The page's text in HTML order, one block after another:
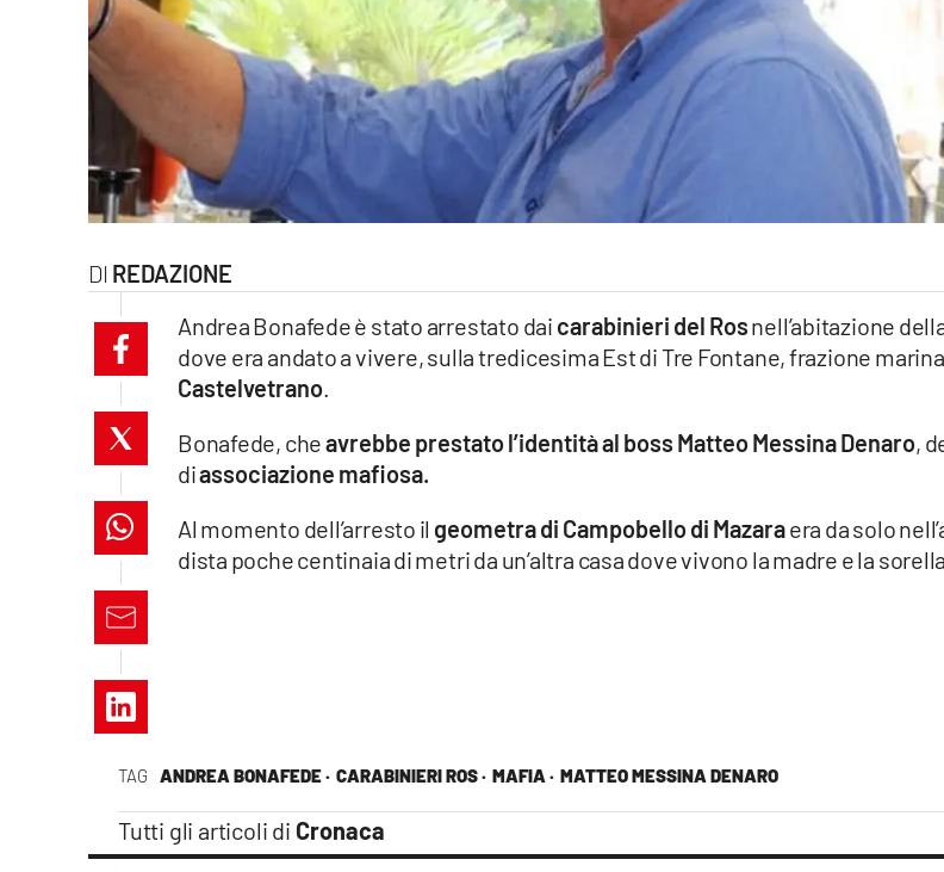
cosenzachannel.it
ilvibonese.it
catanzarochannel.it
lacapitalenews.it
REDAZIONE
TAG ANDREA BONAFEDE · CARABINIERI ROS · MAFIA · MATTEO MESSINA DENARO
Tutti gli articoli di Cronaca
Andrea Bonafede è stato arrestato dai carabinieri del Rosnell’abitazione
dove era andato a vivere, sulla tredicesima Est di Tre Fontane, frazione
Castelvetrano.
Bonafede, cheavrebbe prestato l’identità al boss Matteo Messina Denaro,
diassociazione mafiosa.
Al momento dell’arresto il geometra di Campobello di Mazaraera da solo
dista poche centinaia di metri da un’altra casa dove vivono la madre e la sorella